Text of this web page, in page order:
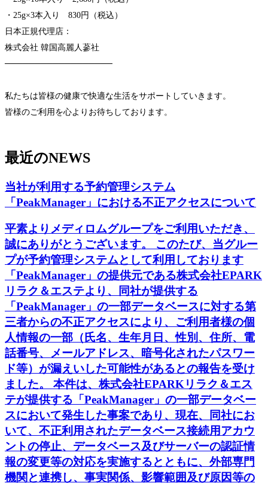
・25g×3本入り 830円（税込）
日本正規代理店：
株式会社 韓国高麗人蔘社
──────────────────
私たちは皆様の健康で快適な生活をサポートしていきます。
皆様のご利用を心よりお待ちしております。
最近のNEWS
当社が利用する予約管理システム
「PeakManager」における不正アクセスについて
平素よりメディロムグループをご利用いただき、
誠にありがとうございます。 このたび、当グルー
プが予約管理システムとして利用しております
「PeakManager」の提供元である株式会社EPARK
リラク＆エステより、同社が提供する
「PeakManager」の一部データベースに対する第
三者からの不正アクセスにより、ご利用者様の個
人情報の一部（氏名、生年月日、性別、住所、電
話番号、メールアドレス、暗号化されたパスワー
ド等）が漏えいした可能性があるとの報告を受け
ました。 本件は、株式会社EPARKリラク＆エス
テが提供する「PeakManager」の一部データベー
スにおいて発生した事案であり、現在、同社にお
いて、不正利用されたデータベース接続用アカウ
ントの停止、データベース及びサーバーの認証情
報の変更等の対応を実施するとともに、外部専門
機関と連携し、事実関係、影響範囲及び原因等の